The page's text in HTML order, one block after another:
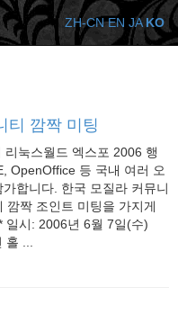
티 깜짝 미팅
눅스월드 엑스포 2006 행
OpenOffice 등 국내 여러 오
합니다. 한국 모질라 커뮤니
깜짝 조인트 미팅을 가지게
일시: 2006년 6월 7일(수)
...
ZH-CN EN JA KO